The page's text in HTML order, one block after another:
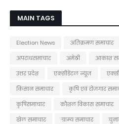
MAIN TAGS
Election News अतिक्रमण समाचार
अपराधसमाचार
अमेठी आकाश
उत्तर प्रदेश
एक्सीडेंटल न्यूज़
किसान समाचार
कृषि एवं रोजगार
कृषिसमाचार
कौशल विकास समाचार
खेल समाचार
ग्राम्य समाचार